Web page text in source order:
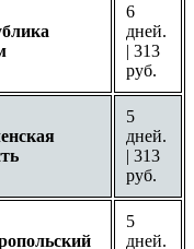
6
дней.
| 313
руб.
5
дней.
| 313
руб.
5
дней.